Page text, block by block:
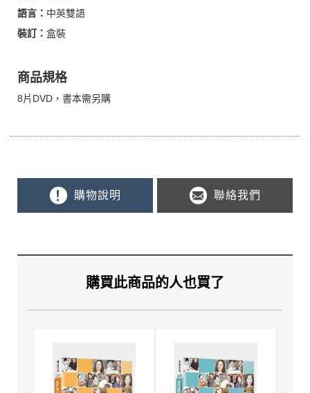
語言： 中英雙語
裝訂： 盒裝
商品規格
8片DVD，書本需另購
購物說明 聯絡我們
購買此商品的人也買了